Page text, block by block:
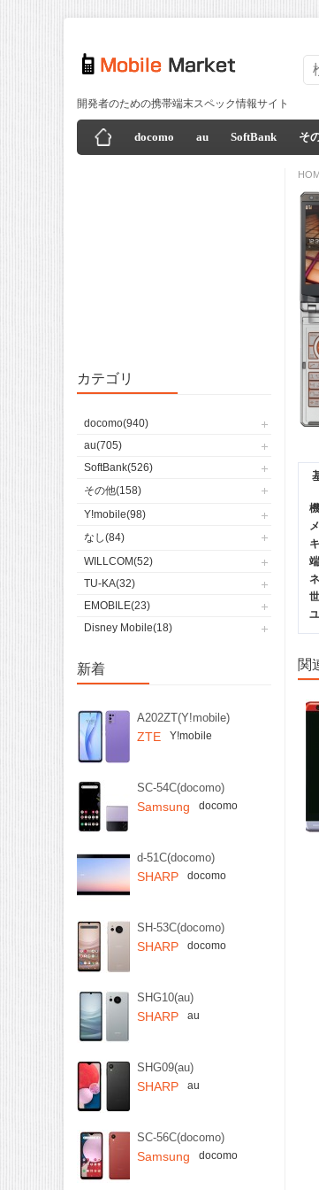
開発者のための携帯端末スペック情報サイト
docomo au SoftBank そ
カテゴリ
docomo(940)
au(705)
SoftBank(526)
その他(158)
Y!mobile(98)
なし(84)
WILLCOM(52)
TU-KA(32)
EMOBILE(23)
Disney Mobile(18)
新着
A202ZT(Y!mobile)
ZTE Y!mobile
SC-54C(docomo)
Samsung docomo
d-51C(docomo)
SHARP docomo
SH-53C(docomo)
SHARP docomo
SHG10(au)
SHARP au
SHG09(au)
SHARP au
SC-56C(docomo)
Samsung docomo
関